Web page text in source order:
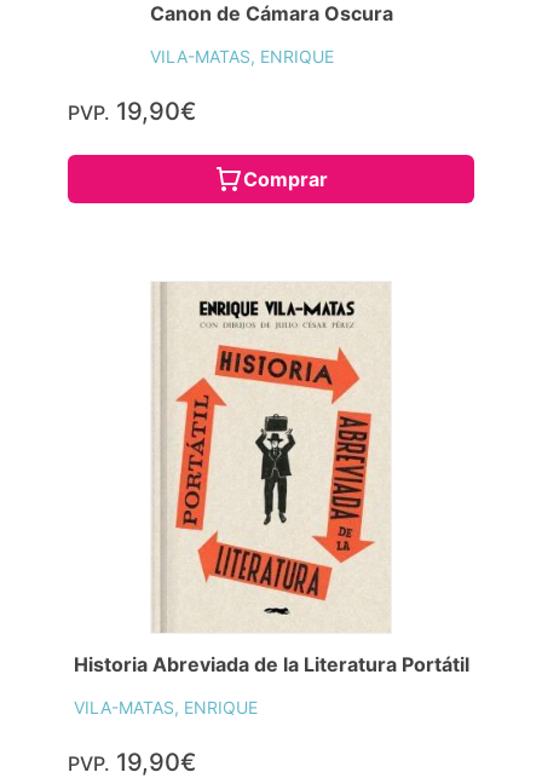
Canon de Cámara Oscura
VILA-MATAS, ENRIQUE
PVP. 19,90€
Comprar
Historia Abreviada de la Literatura Portátil
VILA-MATAS, ENRIQUE
PVP. 19,90€